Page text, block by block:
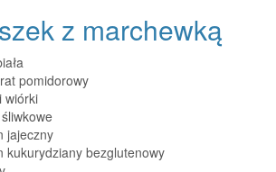
z marchewką
pomidorowy
wiórki
jajeczny
kukurydziany bezglutenowy